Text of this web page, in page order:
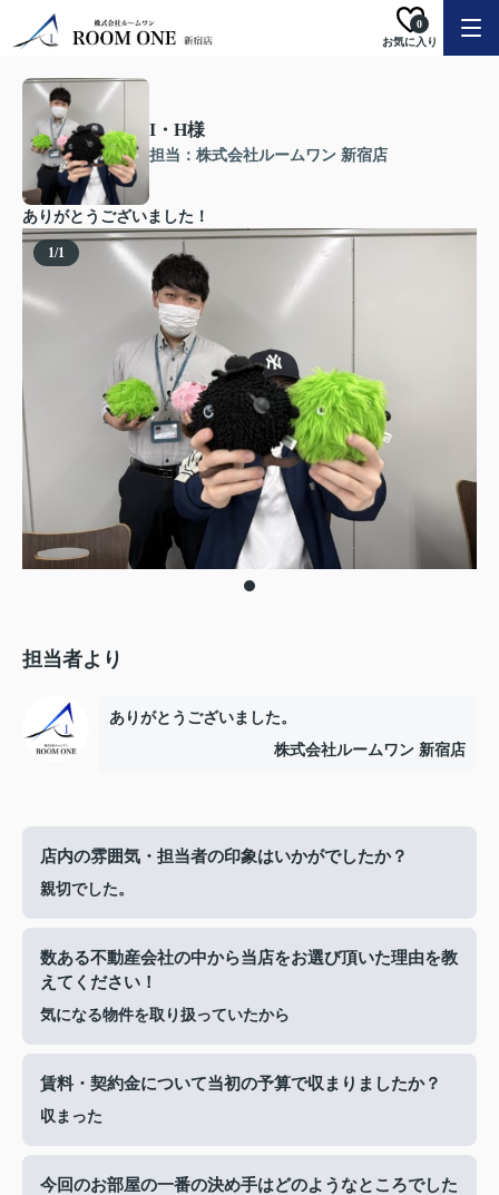
お気に入り
0
I・H様
担当：株式会社ルームワン 新宿店
ありがとうございました！
1/1
担当者より
ありがとうございました。
株式会社ルームワン 新宿店
店内の雰囲気・担当者の印象はいかがでしたか？
親切でした。
数ある不動産会社の中から当店をお選び頂いた理由を教
えてください！
気になる物件を取り扱っていたから
賃料・契約金について当初の予算で収まりましたか？
収まった
今回のお部屋の一番の決め手はどのようなところでした